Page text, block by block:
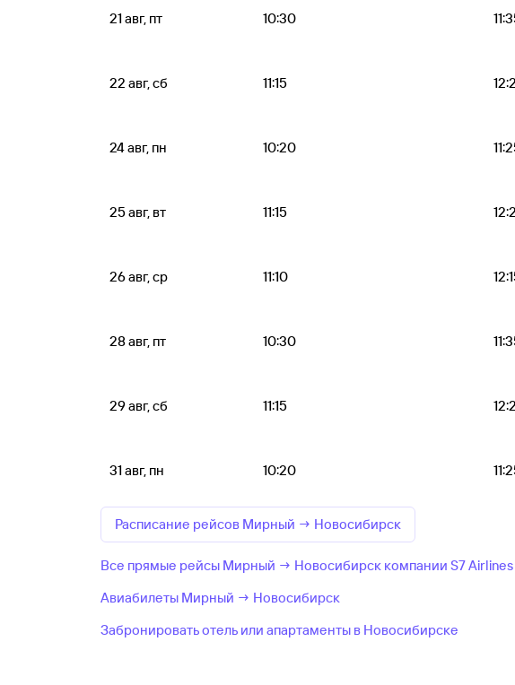
21 авг, пт 10:30
22 авг, сб 11:15
24 авг, пн 10:20
25 авг, вт 11:15
26 авг, ср 11:10
28 авг, пт 10:30
29 авг, сб 11:15
31 авг, пн 10:20
Расписание рейсов Мирный → Новосибирск
Все прямые рейсы Мирный → Новосибирск компании S7 Airlines
Авиабилеты Мирный → Новосибирск
Забронировать отель или апартаменты в Новосибирске